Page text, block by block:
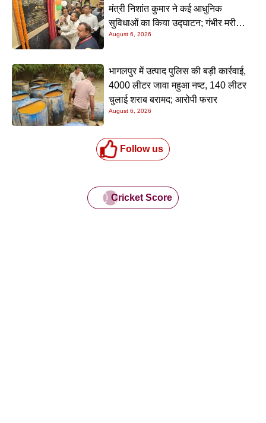
मंत्री निशांत कुमार ने कई आधुनिक
सुविधाओं का किया उद्घाटन; गंभीर मरीजों
के इलाज में आएगा बड़ा सुधार
August 6, 2026
भागलपुर में उत्पाद पुलिस की बड़ी कार्रवाई,
4000 लीटर जावा महुआ नष्ट, 140 लीटर
चुलाई शराब बरामद; आरोपी फरार
August 6, 2026
Follow us
Cricket Score